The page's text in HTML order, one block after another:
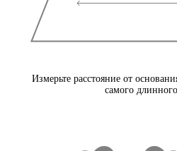
Измерьте расстояние от
самого